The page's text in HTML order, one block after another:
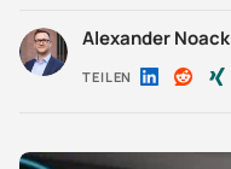
Alexander Noack
TEILEN Auf Auf Auf